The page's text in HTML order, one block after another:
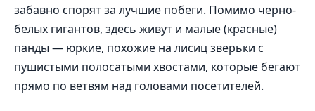
забавно спорят за лучшие побеги. Помимо черно-
белых гигантов, здесь живут и малые (красные)
панды — юркие, похожие на лисиц зверьки с
пушистыми полосатыми хвостами, которые бегают
прямо по ветвям над головами посетителей.